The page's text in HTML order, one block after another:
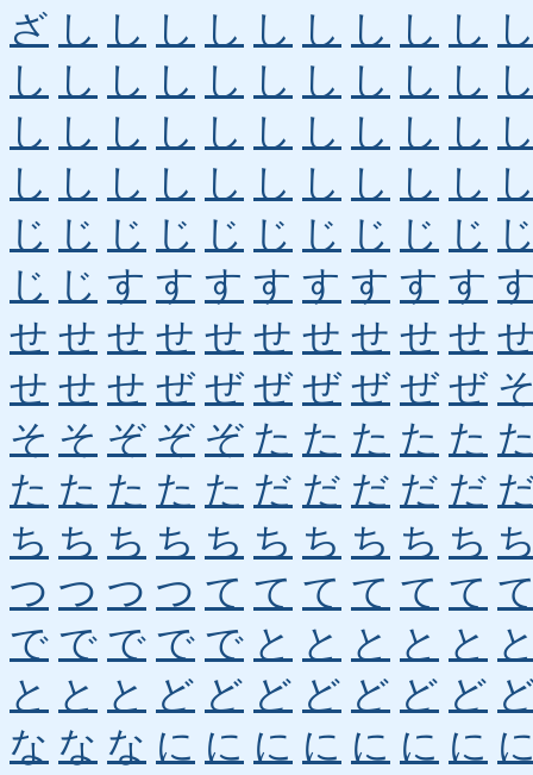
ざ し し し し し し し し し
し し し し し し し し し し
し し し し し し し し し し
し し し し し し し し し し
じ じ じ じ じ じ じ じ じ じ
じ じ す す す す す す す す
せ せ せ せ せ せ せ せ せ せ
せ せ せ ぜ ぜ ぜ ぜ ぜ ぜ ぜ
そ そ ぞ ぞ ぞ た た た た た
た た た た た だ だ だ だ だ
ち ち ち ち ち ち ち ち ち ち
つ つ つ つ て て て て て て
で で で で で と と と と と
と と と ど ど ど ど ど ど ど
な な な に に に に に に に